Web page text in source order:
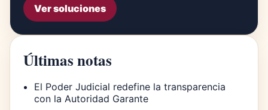
Ver soluciones
Últimas notas
El Poder Judicial redefine la transparencia
con la Autoridad Garante